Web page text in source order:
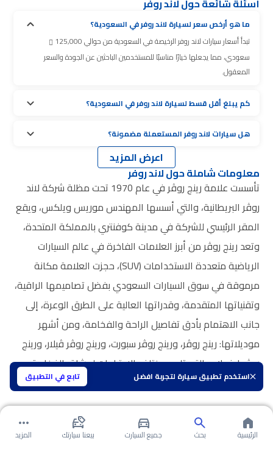
استخدم تطبيق سيارة لتجربة افضل تابع في التطبيق
أسئلة شائعة حول لاند روفر
ما هو أرخص سعر لسيارة لاند روفر في السعودية؟
تبدأ أسعار سيارات لاند روفر الرخيصة في السعودية من حوالي 125,000
سعودي، مما يجعلها خيارًا مناسبًا للمستخدمين الباحثين عن الجودة والسعر
المعقول.
كم يبلغ أقل قسط لسيارة لاند روفر في السعودية؟
هل سيارات لاند روفر المستعملة مضمونة؟
اعرض المزيد
معلومات شاملة حول لاند روفر
تأسست علامة رينج روڤر في عام 1970 تحت مظلة شركة لاند
روڤر البريطانية، والتي أسسها المهندس موريس ويلكس، ويقع
المقر الرئيسي للشركة في مدينة كوفنتري بالمملكة المتحدة،
وتعد رينج روڤر من أبرز العلامات الفاخرة في عالم السيارات
الرياضية متعددة الاستخدامات (SUV)، حجزت العلامة مكانة
مرموقة في سوق السيارات السعودي بفضل تصاميمها الراقية،
وتقنياتها المتقدمة، وقدراتها العالية على الطرق الوعرة، إلى
جانب الاهتمام بأدق تفاصيل الراحة والفخامة، ومن أشهر
موديلاتها: رينج روڤر، ورينج روڤر سبورت، ورينج روڤر ڤيلار، ورينج
روڤر إيفوك، والتي تلبي مختلف الاحتياجات لعشاق الفخامة
والأداء القوي.
الرئيسية بحث جميع السيارت بيعنا سيارتك المزيد